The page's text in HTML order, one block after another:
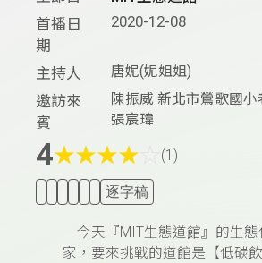
首播日
期
2020-12-08
主持人 唐妮(妮姐姐)
邀訪來
賓
陳振威 新北市鶯歌國小
張宸瑋
4★★★★ (1)
逐字稿
今天『MIT生態道館』的生態
家， 要來挑戰的道館是【低碳